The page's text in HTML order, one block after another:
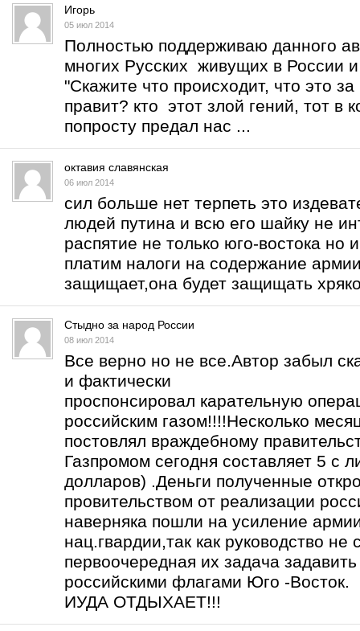
Игорь
05 июл 2014
Полностью поддерживаю данного
многих Русских живущих в России
"Скажите что происходит, что это
правит? кто этот злой гений, тот в
попросту предал нас ...
октавия славянская
06 июл 2014
сил больше нет терпеть это
людей путина и всю его шайку не
распятие не только юго-востока но
платим налоги на содержание
защищает,она будет защищать
Стыдно за народ России
08 июл 2014
Все верно но не все.Автор забыл
и фактически
проспонсировал карательную
российским газом!!!!Несколько
постовлял враждебному
Газпромом сегодня составляет 5 с
долларов) .Деньги полученные
провительством от реализации
наверняка пошли на усиление
нац.гвардии,так как руководство не
первоочередная их задача
российскими флагами Юго -Восток.
ИУДА ОТДЫХАЕТ!!!